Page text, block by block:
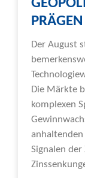
Der August
Die Märkte
komplexen
Signalen